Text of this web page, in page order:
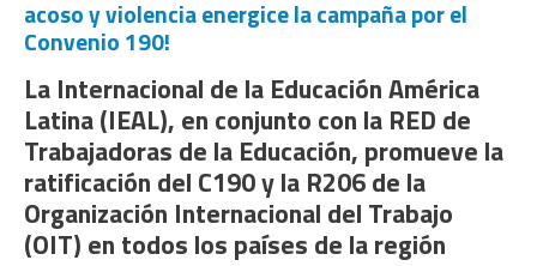
acoso y violencia energice la campaña por el
Convenio 190!
La Internacional de la Educación América
Latina (IEAL), en conjunto con la RED de
Trabajadoras de la Educación, promueve la
ratificación del C190 y la R206 de la
Organización Internacional del Trabajo
(OIT) en todos los países de la región